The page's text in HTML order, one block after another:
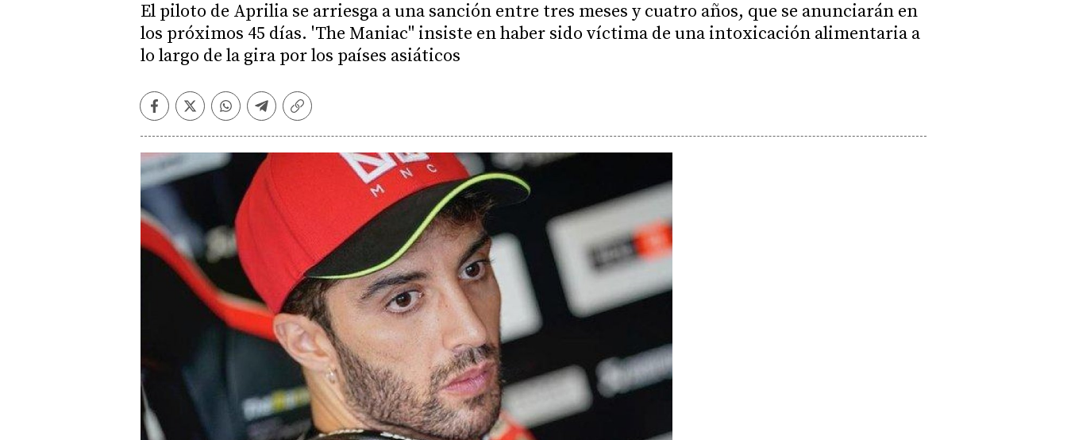
El piloto de Aprilia se arriesga a una sanción entre tres meses y cuatro años, que se anunciarán en
los próximos 45 días. 'The Maniac'' insiste en haber sido víctima de una intoxicación alimentaria a
lo largo de la gira por los países asiáticos
Facebook
TwitterWhatsapp
Telegram
Copiar